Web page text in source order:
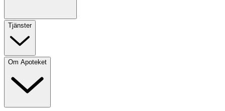
Tjänster
Om Apoteket